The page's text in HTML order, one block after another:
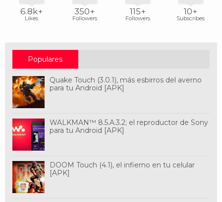
6.8k+
Likes
350+
Followers
115+
Followers
10+
Subscribes
Populares
Quake Touch (3.0.1), más esbirros del averno
para tu Android [APK]
WALKMAN™ 8.5.A.3.2; el reproductor de Sony
para tu Android [APK]
DOOM Touch (4.1), el infierno en tu celular
[APK]